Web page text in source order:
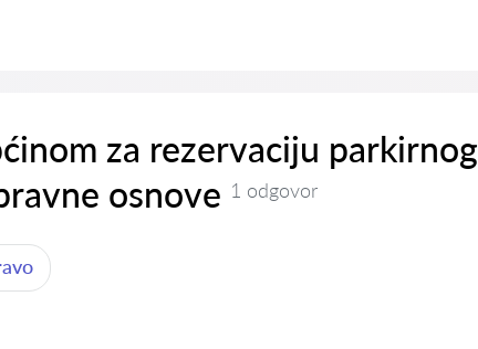
za rezervaciju parkirnog
osnove 1 odgovor